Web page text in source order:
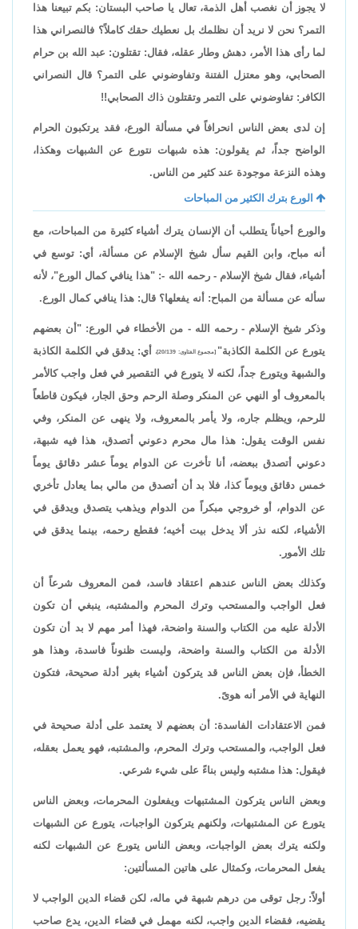
لا يجوز أن نغصب أهل الذمة، تعال يا صاحب البستان: بكم تبيعنا هذا
التمر؟ نحن لا نريد أن نظلمك بل نعطيك حقك كاملاً؟ فالنصراني هذا
لما رأى هذا الأمر، دهش وطار عقله، فقال: تقتلون: عبد الله بن حرام
الصحابي، وهو معتزل الفتنة وتفاوضوني على التمر؟ قال النصراني
الكافر: تفاوضوني على التمر وتقتلون ذاك الصحابي!!
إن لدى بعض الناس انحرافاً في مسألة الورع، فقد يرتكبون الحرام
الواضح جداً، ثم يقولون: هذه شبهات نتورع عن الشبهات وهكذا،
وهذه النزعة موجودة عند كثير من الناس.
الورع بترك الكثير من المباحات
والورع أحياناً يتطلب أن الإنسان يترك أشياء كثيرة من المباحات، مع
أنه مباح، وابن القيم سأل شيخ الإسلام عن مسألة، أي: توسع في
أشياء، فقال شيخ الإسلام - رحمه الله -: "هذا ينافي كمال الورع"، لأنه
سأله عن مسألة من المباح: أنه يفعلها؟ قال: هذا ينافي كمال الورع.
وذكر شيخ الإسلام - رحمه الله - من الأخطاء في الورع: "أن بعضهم
يتورع عن الكلمة الكاذبة" [مجموع الفتاوى: 20/139]،
أي: يدقق في الكلمة الكاذبة
والشبهة ويتورع جداً، لكنه لا يتورع في التقصير في فعل واجب كالأمر
بالمعروف أو النهي عن المنكر وصلة الرحم وحق الجار، فيكون قاطعاً
للرحم، ويظلم جاره، ولا يأمر بالمعروف، ولا ينهى عن المنكر، وفي
نفس الوقت يقول: هذا مال محرم دعوني أتصدق، هذا فيه شبهة،
دعوني أتصدق ببعضه، أنا تأخرت عن الدوام يوماً عشر دقائق يوماً
خمس دقائق ويوماً كذا، فلا بد أن أتصدق من مالي بما يعادل تأخري
عن الدوام، أو خروجي مبكراً من الدوام ويذهب يتصدق ويدقق في
الأشياء، لكنه نذر ألا يدخل بيت أخيه؛ فقطع رحمه، بينما يدقق في
تلك الأمور.
وكذلك بعض الناس عندهم اعتقاد فاسد، فمن المعروف شرعاً أن
فعل الواجب والمستحب وترك المحرم والمشتبه، ينبغي أن تكون
الأدلة عليه من الكتاب والسنة واضحة، فهذا أمر مهم لا بد أن تكون
الأدلة من الكتاب والسنة واضحة، وليست ظنوناً فاسدة، وهذا هو
الخطأ، فإن بعض الناس قد يتركون أشياء بغير أدلة صحيحة، فتكون
النهاية في الأمر أنه هوىً.
فمن الاعتقادات الفاسدة: أن بعضهم لا يعتمد على أدلة صحيحة في
فعل الواجب، والمستحب وترك المحرم، والمشتبه، فهو يعمل بعقله،
فيقول: هذا مشتبه وليس بناءً على شيء شرعي.
وبعض الناس يتركون المشتبهات ويفعلون المحرمات، وبعض الناس
يتورع عن المشتبهات، ولكنهم يتركون الواجبات، يتورع عن الشبهات
ولكنه يترك بعض الواجبات، وبعض الناس يتورع عن الشبهات لكنه
يفعل المحرمات، وكمثال على هاتين المسألتين:
أولاً: رجل توقى من درهم شبهة في ماله، لكن قضاء الدين الواجب لا
يقضيه، فقضاء الدين واجب، لكنه مهمل في قضاء الدين، يدع صاحب